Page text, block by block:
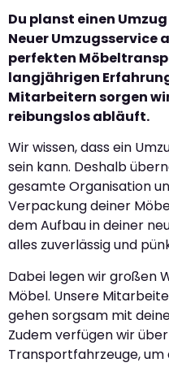
Du planst einen
Neuer Umzugsservice
perfekten
langjährigen
Mitarbeitern sorgen
reibungslos abläuft.
Wir wissen, dass ein
sein kann. Deshalb
gesamte Organisation
Verpackung deiner
dem Aufbau in deiner
alles zuverlässig und
Dabei legen wir großen
Möbel. Unsere
gehen sorgsam mit
Zudem verfügen wir
Transportfahrzeuge, um